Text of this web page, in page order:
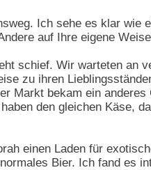
Ich sehe es klar
auf Ihre eigene
schief. Wir warteten an
zu ihren
Markt bekam ein
den gleichen Käse,
einen Laden für
Bier. Ich fand es